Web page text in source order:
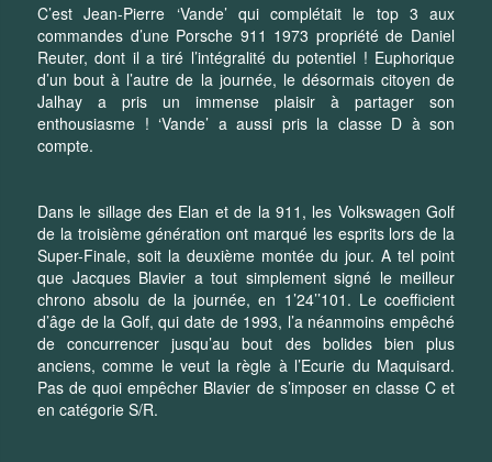
C’est Jean-Pierre ‘Vande’ qui complétait le top 3 aux
commandes d’une Porsche 911 1973 propriété de Daniel
Reuter, dont il a tiré l’intégralité du potentiel ! Euphorique
d’un bout à l’autre de la journée, le désormais citoyen de
Jalhay a pris un immense plaisir à partager son
enthousiasme ! ‘Vande’ a aussi pris la classe D à son
compte.
Dans le sillage des Elan et de la 911, les Volkswagen Golf
de la troisième génération ont marqué les esprits lors de la
Super-Finale, soit la deuxième montée du jour. A tel point
que Jacques Blavier a tout simplement signé le meilleur
chrono absolu de la journée, en 1’24’’101. Le coefficient
d’âge de la Golf, qui date de 1993, l’a néanmoins empêché
de concurrencer jusqu’au bout des bolides bien plus
anciens, comme le veut la règle à l’Ecurie du Maquisard.
Pas de quoi empêcher Blavier de s’imposer en classe C et
en catégorie S/R.